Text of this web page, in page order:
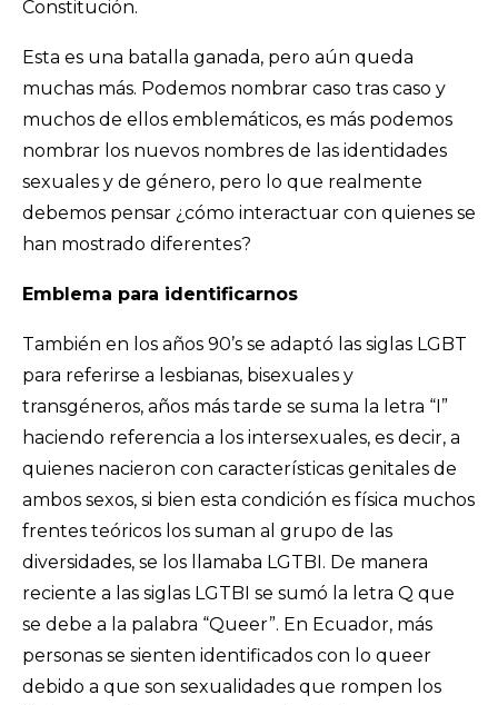
Constitución.
Esta es una batalla ganada, pero aún queda
muchas más. Podemos nombrar caso tras caso y
muchos de ellos emblemáticos, es más podemos
nombrar los nuevos nombres de las identidades
sexuales y de género, pero lo que realmente
debemos pensar ¿cómo interactuar con quienes se
han mostrado diferentes?
Emblema para identificarnos
También en los años 90’s se adaptó las siglas LGBT
para referirse a lesbianas, bisexuales y
transgéneros, años más tarde se suma la letra “I”
haciendo referencia a los intersexuales, es decir, a
quienes nacieron con características genitales de
ambos sexos, si bien esta condición es física muchos
frentes teóricos los suman al grupo de las
diversidades, se los llamaba LGTBI. De manera
reciente a las siglas LGTBI se sumó la letra Q que
se debe a la palabra “Queer”. En Ecuador, más
personas se sienten identificados con lo queer
debido a que son sexualidades que rompen los